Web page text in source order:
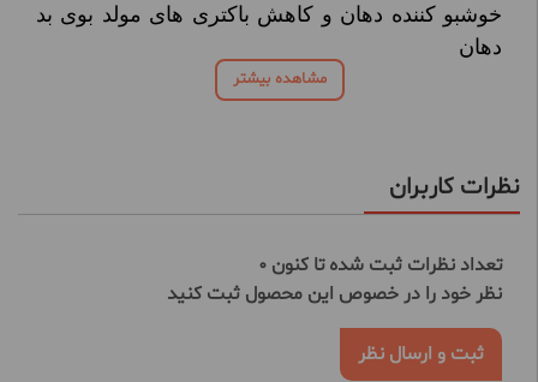
خوشبو کننده دهان و کاهش باکتری های مولد بوی بد
دهان
مشاهده بیشتر
نظرات کاربران
تعداد نظرات ثبت شده تا کنون 0
نظر خود را در خصوص این محصول ثبت کنید
ثبت و ارسال نظر